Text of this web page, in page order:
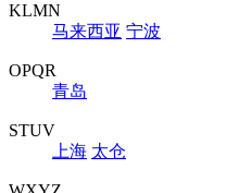
KLMN
马来西亚 宁波
OPQR
青岛
STUV
上海 太仓